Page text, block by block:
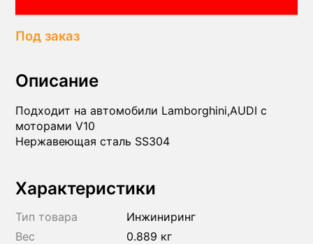
Под заказ
Описание
Подходит на автомобили Lamborghini,AUDI с
моторами V10
Нержавеющая сталь SS304
Характеристики
Тип товара
Инжиниринг
Вес
0.889 кг